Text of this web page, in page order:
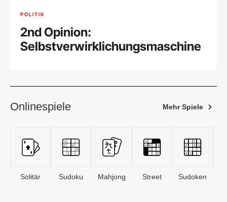
POLITIK
2nd Opinion:
Selbstverwirklichungsmaschine
Onlinespiele Mehr Spiele
Solitär Sudoku Mahjong Street Sudoken